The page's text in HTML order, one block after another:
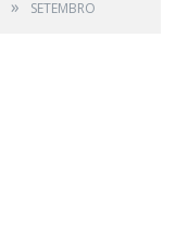
» SETEMBRO